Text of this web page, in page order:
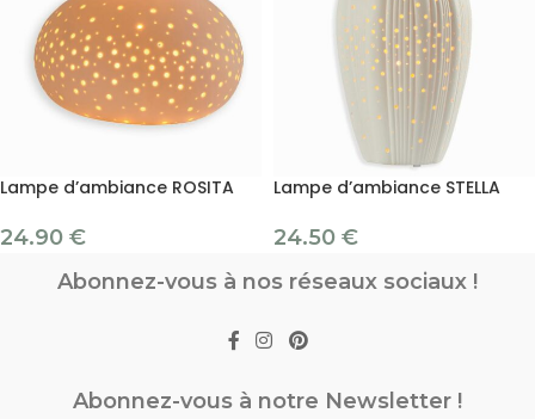
Lampe d’ambiance ROSITA
24.90 €
Lampe d’ambiance STELLA
24.50 €
Abonnez-vous à nos réseaux sociaux !
Abonnez-vous à notre Newsletter !